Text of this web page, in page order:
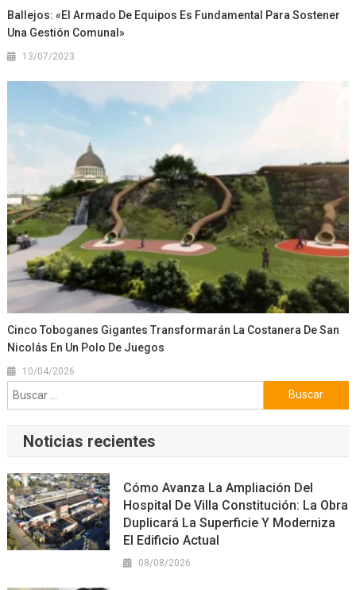
Ballejos: «El Armado De Equipos Es Fundamental Para Sostener
Una Gestión Comunal»
13/07/2023
Cinco Toboganes Gigantes Transformarán La Costanera De San
Nicolás En Un Polo De Juegos
10/04/2026
Buscar:
Noticias recientes
Cómo Avanza La Ampliación Del
Hospital De Villa Constitución: La Obra
Duplicará La Superficie Y Moderniza
El Edificio Actual
08/08/2026